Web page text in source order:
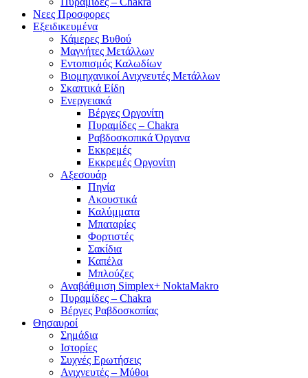
Νεες Προσφορες
Εξειδικευμένα
Κάμερες Βυθού
Μαγνήτες Μετάλλων
Εντοπισμός Καλωδίων
Βιομηχανικοί Ανιχνευτές Μετάλλων
Σκαπτικά Είδη
Ενεργειακά
Βέργες Οργονίτη
Πυραμίδες – Chakra
Ραβδοσκοπικά Όργανα
Εκκρεμές
Εκκρεμές Οργονίτη
Αξεσουάρ
Πηνία
Ακουστικά
Καλύμματα
Μπαταρίες
Φορτιστές
Σακίδια
Καπέλα
Μπλούζες
Αναβάθμιση Simplex+ NoktaMakro
Πυραμίδες – Chakra
Βέργες Ραβδοσκοπίας
Θησαυροί
Σημάδια
Ιστορίες
Συχνές Ερωτήσεις
Ανιχνευτές – Μύθοι